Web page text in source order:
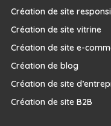
Création de site
Création de site vitrine
Création de site e-
Création de blog
Création de site
Création de site B2B